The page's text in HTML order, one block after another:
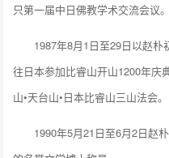
只第一届中日佛教学术交流会议。
1987年8月1日至29日以赵朴
往日本参加比睿山开山1200年庆
山•天台山•日本比睿山三山法会。
1990年5月21日至6月2日赵朴